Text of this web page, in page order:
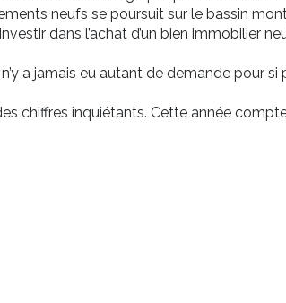
neufs se poursuit sur le bassin
dans l’achat d’un bien immobilier
a jamais eu autant de demande pour si
chiffres inquiétants. Cette année